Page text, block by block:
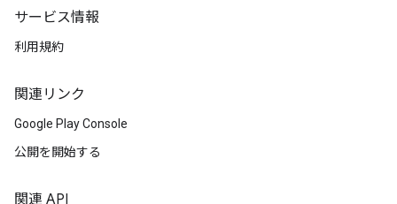
サービス情報
利用規約
関連リンク
Google Play Console
公開を開始する
関連 API